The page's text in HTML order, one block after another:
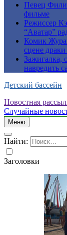
Певец
фильме
Режиссер
“Аватар”
Комик
сцене
Зажигалка,
навредить
Детский бассейн
Новостная
Случайные
Меню
Найти:
Заголовки